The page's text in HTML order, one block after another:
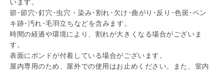
います。
節･節穴･釘穴･虫穴・染み･割れ･欠け･曲がり･反り･色斑･ペン
キ跡･汚れ･毛羽立ちなどを含みます。
時間の経過や環境により、割れが大きくなる場合がございま
す。
表面にボンドが付着している場合がございます。
屋内専用のため、屋外での使用はお止めください。また、室内